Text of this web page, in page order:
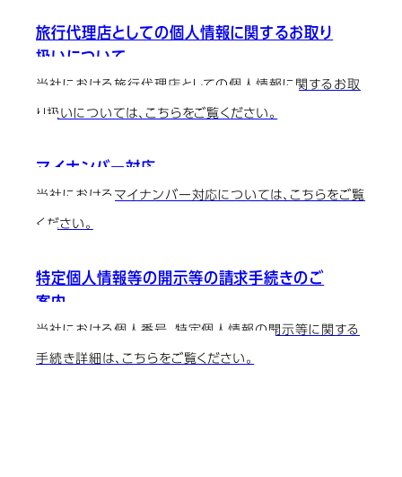
旅行代理店としての個人情報に関するお取り
扱いについて
当社における旅行代理店としての個人情報に関するお取
り扱いについては、こちらをご覧ください。
マイナンバー対応
当社におけるマイナンバー対応については、こちらをご覧
ください。
特定個人情報等の開示等の請求手続きのご
案内
当社における個人番号、特定個人情報の開示等に関する
手続き詳細は、こちらをご覧ください。